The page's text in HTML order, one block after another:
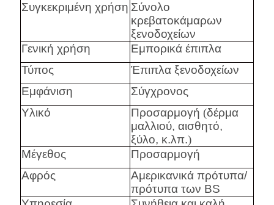
Συγκεκριμένη χρήση Σύνολο
κρεβατοκάμαρων
ξενοδοχείων
Γενική χρήση
Εμπορικά έπιπλα
Τύπος
Έπιπλα ξενοδοχείων
Εμφάνιση
Σύγχρονος
Υλικό
Προσαρμογή (δέρμα
μαλλιού, αισθητό,
ξύλο, κ.λπ.)
Μέγεθος
Προσαρμογή
Αφρός
Αμερικανικά πρότυπα/
πρότυπα των BS